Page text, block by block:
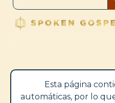
Esta página
automáticas, por lo